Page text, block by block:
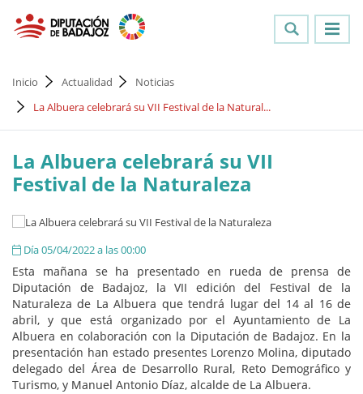
Inicio Actualidad
Noticias
La Albuera celebrará su VII Festival de la Natural...
La Albuera celebrará su VII
Festival de la Naturaleza
Día 05/04/2022 a las 00:00
Esta mañana se ha presentado en rueda de prensa de
Diputación de Badajoz, la VII edición del Festival de la
Naturaleza de La Albuera que tendrá lugar del 14 al 16 de
abril, y que está organizado por el Ayuntamiento de La
Albuera en colaboración con la Diputación de Badajoz. En la
presentación han estado presentes Lorenzo Molina, diputado
delegado del Área de Desarrollo Rural, Reto Demográfico y
Turismo, y Manuel Antonio Díaz, alcalde de La Albuera.